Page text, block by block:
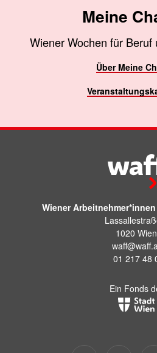
Meine
Wiener Wochen für Beruf
Über Meine
Wiener
1020 Wien
01 217 48
Ein Fonds